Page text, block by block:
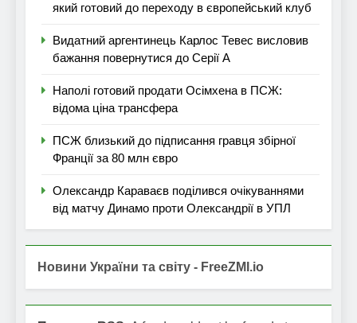
який готовий до переходу в європейський клуб
Видатний аргентинець Карлос Тевес висловив
бажання повернутися до Серії А
Наполі готовий продати Осімхена в ПСЖ:
відома ціна трансфера
ПСЖ близький до підписання гравця збірної
Франції за 80 млн євро
Олександр Караваєв поділився очікуваннями
від матчу Динамо проти Олександрії в УПЛ
Новини України та світу - FreeZMI.io